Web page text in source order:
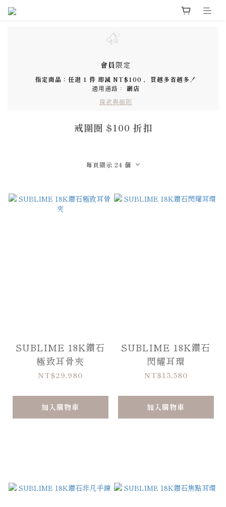
會員 限定
指定商品：任選 1 件 即減 NT$100 ，買越多省越多！
適用通路： 網店
條款與細則
戒圍圈 $100 折扣
每頁顯示 24 個
SUBLIME 18K鑽石
極致耳骨夾
NT$29,980
加入購物車
SUBLIME 18K鑽石
閃耀耳環
NT$15,580
加入購物車